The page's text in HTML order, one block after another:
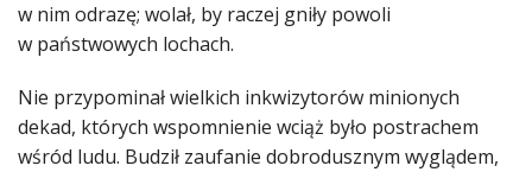
w nim odrazę; wolał, by raczej gniły powoli
w państwowych lochach.
Nie przypominał wielkich inkwizytorów minionych
dekad, których wspomnienie wciąż było postrachem
wśród ludu. Budził zaufanie dobrodusznym wyglądem,